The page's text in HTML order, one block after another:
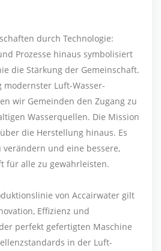
durch Technologie:
Prozesse hinaus symbolisiert
die Stärkung der Gemeinschaft.
Luft-Wasser-
wir Gemeinden den Zugang zu
Wasserquellen. Die Mission
die Herstellung hinaus. Es
verändern und eine bessere,
für alle zu gewährleisten.
von Accairwater gilt
Effizienz und
perfekt gefertigten Maschine
in der Luft-